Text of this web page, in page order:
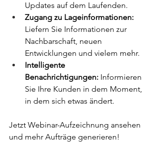
Updates auf dem Laufenden.
Zugang zu Lageinformationen:
Liefern Sie Informationen zur
Nachbarschaft, neuen
Entwicklungen und vielem mehr.
Intelligente
Benachrichtigungen: Informieren
Sie Ihre Kunden in dem Moment,
in dem sich etwas ändert.
Jetzt Webinar-Aufzeichnung ansehen
und mehr Aufträge generieren!